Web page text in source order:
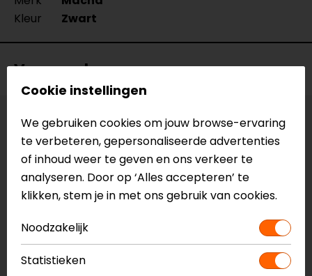
Kleur
Zwart
Voorraad
Maat:S
Laatst beschikbare maat!
Vestiging Apeldoorn
Niet op voorraad
Vestiging Breda
Beperkte voorraad
Vestiging Capelle a/d IJssel
Cookie instellingen
We gebruiken cookies om jouw browse-ervaring
te verbeteren, gepersonaliseerde advertenties
of inhoud weer te geven en ons verkeer te
analyseren. Door op ‘Alles accepteren’ te
klikken, stem je in met ons gebruik van cookies.
Noodzakelijk
Statistieken